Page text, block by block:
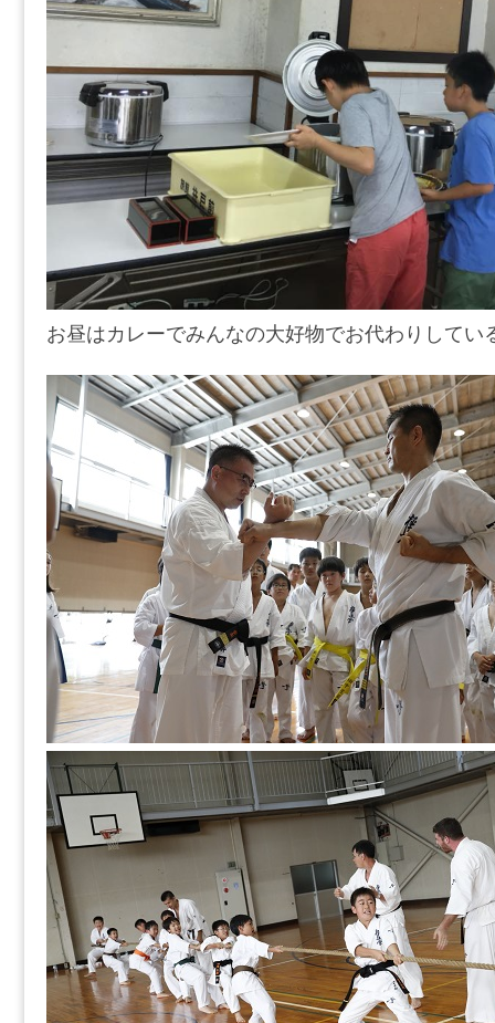
お昼はカレーでみんなの大好物でお代わりしてい